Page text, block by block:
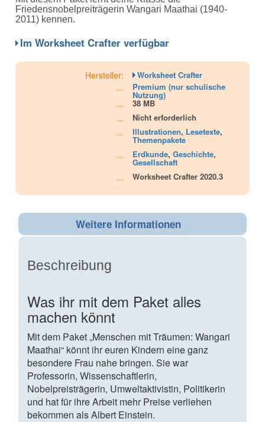
ratings
Friedensnobelpreiträgerin Wangari Maathai (1940-
2011) kennen.
Im Worksheet Crafter verfügbar
Hersteller: Worksheet Crafter
... Premium (nur schulische
Nutzung)
... 38 MB
... Nicht erforderlich
... Illustrationen, Lesetexte,
Themenpakete
... Erdkunde, Geschichte,
Gesellschaft
... Worksheet Crafter 2020.3
Weitere Informationen
Beschreibung
Was ihr mit dem Paket alles
machen könnt
Mit dem Paket „Menschen mit Träumen: Wangari
Maathai“ könnt ihr euren Kindern eine ganz
besondere Frau nahe bringen. Sie war
Professorin, Wissenschaftlerin,
Nobelpreisträgerin, Umweltaktivistin, Politikerin
und hat für ihre Arbeit mehr Preise verliehen
bekommen als Albert Einstein.